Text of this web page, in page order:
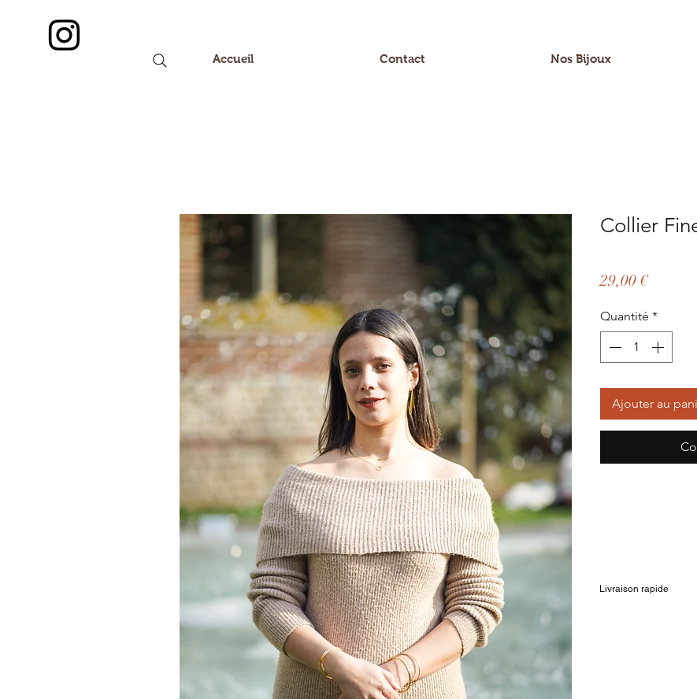
Accueil Contact Nos Bijoux
Collier
29,00 €Prix
Quantité *
Ajouter au
Livraison rapide